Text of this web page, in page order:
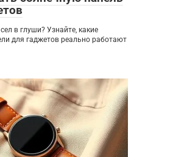
в глуши? Узнайте, какие
для гаджетов реально работают